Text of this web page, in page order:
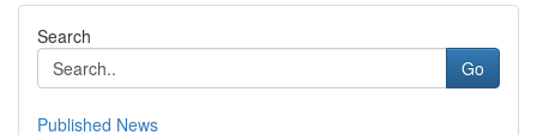
Search
Go
Published News